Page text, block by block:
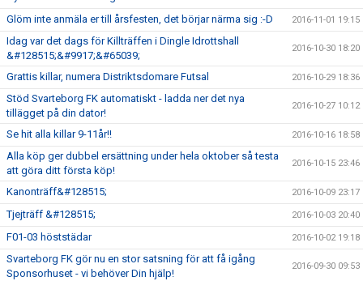
Glöm inte anmäla er till årsfesten, det börjar närma sig :-D 2016-11-01 19:15
Idag var det dags för Killträffen i Dingle Idrottshall
&#128515;&#9917;&#65039;
2016-10-30 18:20
Grattis killar, numera Distriktsdomare Futsal 2016-10-29 18:36
Stöd Svarteborg FK automatiskt - ladda ner det nya
tillägget på din dator!
2016-10-27 10:12
Se hit alla killar 9-11år!! 2016-10-16 18:58
Alla köp ger dubbel ersättning under hela oktober så testa
att göra ditt första köp!
2016-10-15 23:46
Kanonträff&#128515; 2016-10-09 23:17
Tjejträff &#128515; 2016-10-03 20:40
F01-03 höststädar 2016-10-02 19:18
Svarteborg FK gör nu en stor satsning för att få igång
Sponsorhuset - vi behöver Din hjälp!
2016-09-30 09:53